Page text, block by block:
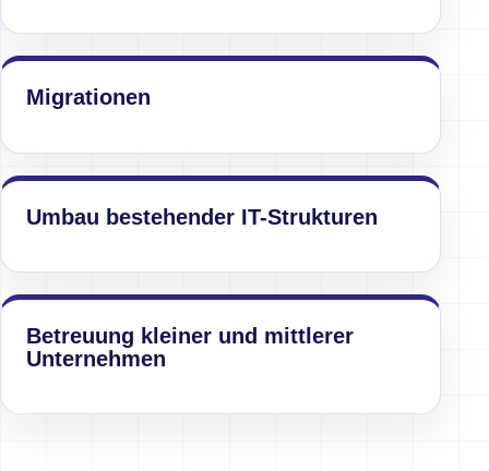
Migrationen
Umbau bestehender IT-Strukturen
Betreuung kleiner und mittlerer
Unternehmen